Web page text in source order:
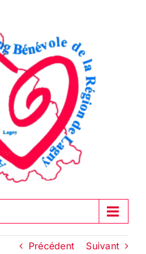
Précédent Suivant